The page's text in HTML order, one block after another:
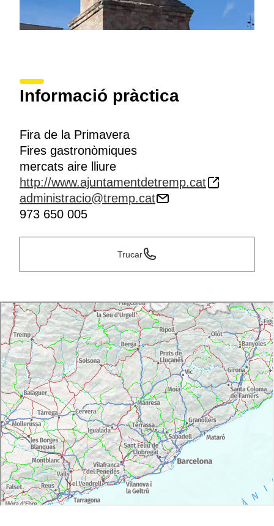
Informació pràctica
Fira de la Primavera
Fires gastronòmiques
mercats aire lliure
http://www.ajuntamentdetremp.cat
administracio@tremp.cat
973 650 005
Trucar